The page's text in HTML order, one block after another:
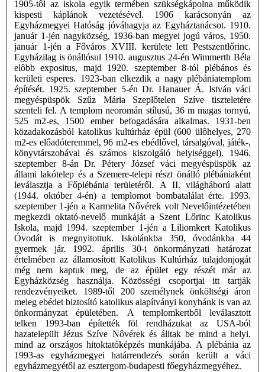
1905-tôl az iskola egyik termében szükségkápolna működik
kispesti káplánok vezetésével. 1906 karácsonyán az
Egyházmegyei Hatóság jóváhagyja az Egyháztanácsot. 1910.
január 1-jén nagyközség, 1936-ban megyei jogú város, 1950.
január 1-jén a Főváros XVIII. kerülete lett Pestszentlőrinc.
Egyházilag is önállósul 1910. augusztus 24-én Wimmerth Béla
elôbb expositus, majd 1920. szeptember 8-tól plébános és
kerületi esperes. 1923-ban elkezdik a nagy plébániatemplom
építését. 1925. szeptember 5-én Dr. Hanauer Á. István váci
megyéspüspök Szűz Mária Szeplőtelen Szíve tiszteletére
szenteli fel. A templom neoromán stílusú, 36 m magas tornyú,
525 m2-es, 1500 ember befogadására alkalmas. 1931-ben
közadakozásból katolikus kultúrház épül (600 ülôhelyes, 270
m2-es előadóteremmel, 96 m2-es ebédlővel, társalgóval, játék-,
könyvtárszobával és számos kiszolgáló helyiséggel). 1946.
szeptember 8-án Dr. Pétery József váci megyéspüspök az
állami lakótelep és a Szemere-telepi részt önálló plébániaként
leválasztja a Főplébánia területéről. A II. világháború alatt
(1944. október 4-én) a templomot bombatalálat érte. 1993.
szeptember 1-jén a Karmelita Nővérek volt Nevelőintézetében
megkezdi oktató-nevelő munkáját a Szent Lőrinc Katolikus
Iskola, majd 1994. szeptember 1-jén a Liliomkert Katolikus
Óvodát is megnyitottuk. Iskolánkba 350, óvodánkba 44
gyermek jár. 1992. április 30-i önkormányzati határozat
értelmében az államosított Katolikus Kultúrház tulajdonjogát
még nem kaptuk meg, de az épület egy részét már az
Egyházközség használja. Közösségi csoportjai itt tartják
rendezvényeiket. 1989-től 200 személynek önköltségi áron
meleg ebédet biztosító katolikus alapítványi konyhánk is van az
önkormányzat épületében. A templomkertbôl leválasztott
telken 1993-ban építették föl rendházukat az USA-ból
hazatelepült Jézus Szíve Nôvérek és álltak be mind a helyi,
mind az országos hitoktatóképzés munkájába. A plébánia az
1993-as egyházmegyei határrendezés során került a váci
egyházmegyétől az esztergom-budapesti főegyházmegyéhez.